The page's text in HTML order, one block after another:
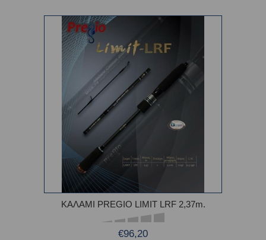
ΚΑΛΑΜΙ PREGIO LIMIT LRF 2,37m.
€96,20